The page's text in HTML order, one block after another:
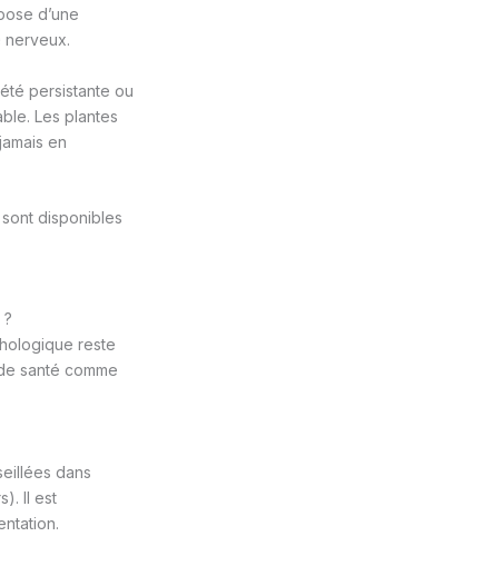
d’une
nerveux.
persistante ou
Les plantes
en
disponibles
reste
santé comme
dans
Il est